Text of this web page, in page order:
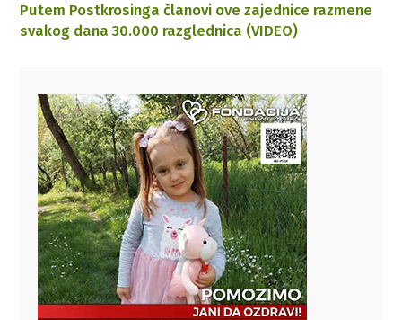
Putem Postkrosinga članovi ove zajednice razmene
svakog dana 30.000 razglednica (VIDEO)